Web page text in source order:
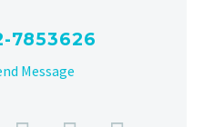
7853626
Message